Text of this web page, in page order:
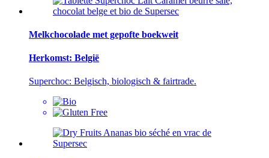
Melkchocolade met gepofte boekweit
Herkomst: België
Superchoc: Belgisch, biologisch & fairtrade.